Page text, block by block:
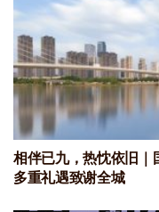
相伴已九，热忱依旧｜
多重礼遇致谢全城